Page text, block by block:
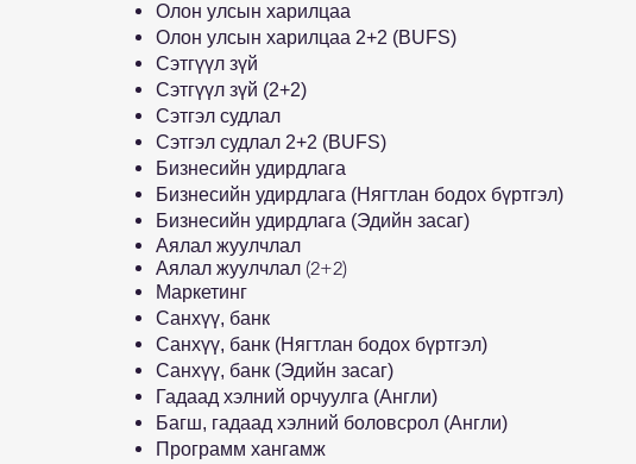
Олон улсын харилцаа
Олон улсын харилцаа 2+2 (BUFS)
Сэтгүүл зүй
Сэтгүүл зүй (2+2)
Сэтгэл судлал
Сэтгэл судлал 2+2 (BUFS)
Бизнесийн удирдлага
Бизнесийн удирдлага (Нягтлан бодох бүртгэл)
Бизнесийн удирдлага (Эдийн засаг)
Аялал жуулчлал
Аялал жуулчлал (2+2)
Маркетинг
Санхүү, банк
Санхүү, банк (Нягтлан бодох бүртгэл)
Санхүү, банк (Эдийн засаг)
Гадаад хэлний орчуулга (Англи)
Багш, гадаад хэлний боловсрол (Англи)
Программ хангамж